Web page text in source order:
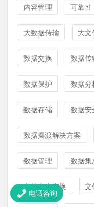
内容管理 可靠性
大数据传输 大文
数据交换 数据传
数据保护 数据分
数据存储 数据安
数据摆渡解决方案
数据管理 数据集
文件安全交换 文
电话咨询